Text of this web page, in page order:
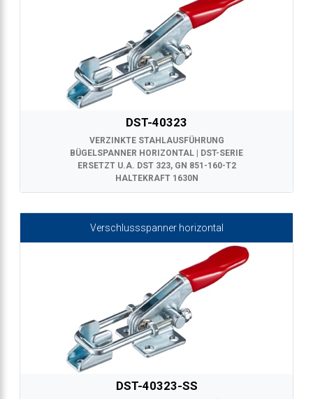
DST-40323
VERZINKTE STAHLAUSFÜHRUNG
BÜGELSPANNER HORIZONTAL | DST-SERIE
ERSETZT U.A. DST 323, GN 851-160-T2
HALTEKRAFT 1630N
Verschlussspanner horizontal
DST-40323-SS